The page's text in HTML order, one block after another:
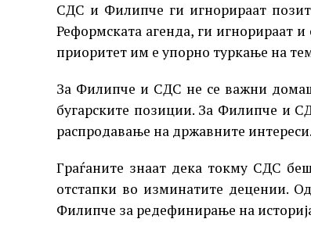
СДС и Филипче ги игнорираат
Реформската агенда, ги игнорираат
приоритет им е упорно туркање на
За Филипче и СДС не се важни
бугарските позиции. За Филипче и
распродавање на државните интереси.
Граѓаните знаат дека токму СДС
отстапки во изминатите децении.
Филипче за редефинирање на